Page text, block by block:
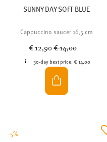
SUNNY DAY SOFT BLUE
Cappuccino saucer 16,5 cm
€ 12,90Price reduced from
€ 14,00
30-day best price:€ 14,00
-5%